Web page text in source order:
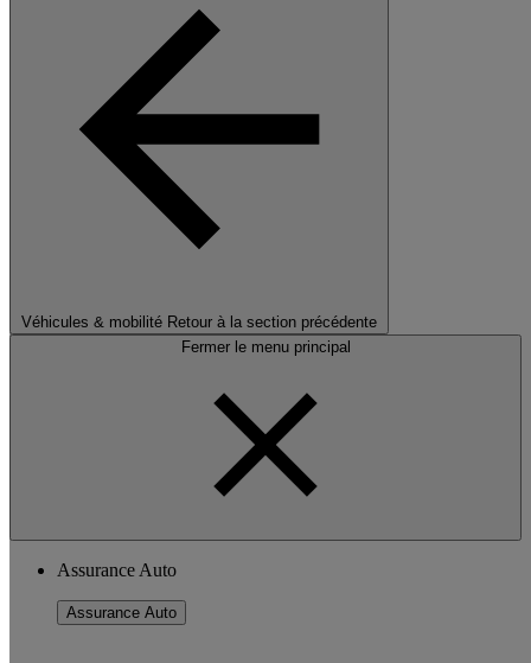
Véhicules & mobilité Retour à la section précédente
Fermer le menu principal
Assurance Auto
Assurance Auto